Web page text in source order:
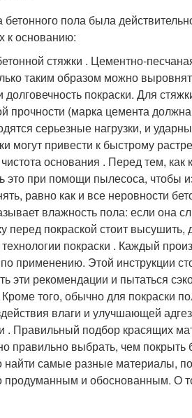
бетонного пола была
к основанию:
стяжки . Цементно-
таким образом можно
долговечность покраски. Для
прочности (марка цемента
серьезные нагрузки, и
могут привести к быстрому
основания . Перед тем,
это при помощи пылесоса, чтобы
равно как и все неровности
влажность пола: если она
перед покраской стоит
покраски . Каждый
по применению. Этой инструкции
эти рекомендации и пытаться
того, обычно для покраски
влаги и улучшающей
. Правильный подбор красящих
правильно выбрать, чем
самые разные материалы,
продуманным и обоснованным. О